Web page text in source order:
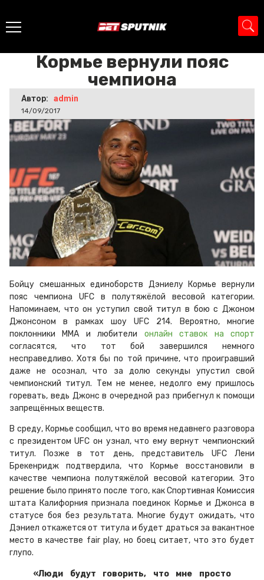
Кормье вернули пояс чемпиона
Кормье вернули пояс
чемпиона
Автор: admin
14/09/2017
Бойцу смешанных единоборств Дэниелу Кормье вернули
пояс чемпиона UFC в полутяжёлой весовой категории.
Напоминаем, что он уступил свой титул в бою с Джоном
Джонсоном в рамках шоу UFC 214. Вероятно, многие
поклонники ММА и любители онлайн ставок на спорт
согласятся, что тот бой завершился немного
несправедливо. Хотя бы по той причине, что проигравший
даже не осознал, что за долю секунды упустил свой
чемпионский титул. Тем не менее, недолго ему пришлось
горевать, ведь Джонс в очередной раз прибегнул к помощи
запрещённых веществ.
В среду, Кормье сообщил, что во время недавнего разговора
с президентом UFC он узнал, что ему вернут чемпионский
титул. Позже в тот день, представитель UFC Лени
Брекенридж подтвердила, что Кормье восстановили в
качестве чемпиона полутяжёлой весовой категории. Это
решение было принято после того, как Спортивная Комиссия
штата Калифорния признала поединок Кормье и Джонса в
статусе боя без результата. Многие будут ожидать, что
Дэниел откажется от титула и будет драться за вакантное
место в качестве fair play, но боец ситает, что это будет
глупо.
«Люди будут говорить, что мне просто